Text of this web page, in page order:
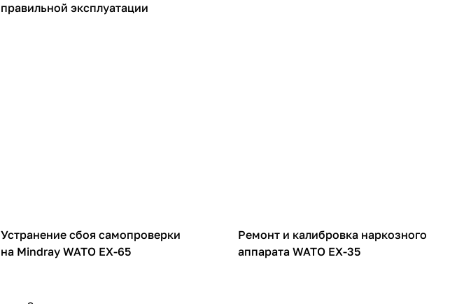
правильной эксплуатации
НДА
Устранение сбоя самопроверки
на Mindray WATO EX-65
НДА
Ремонт и калибровка наркозного
аппарата WATO EX-35